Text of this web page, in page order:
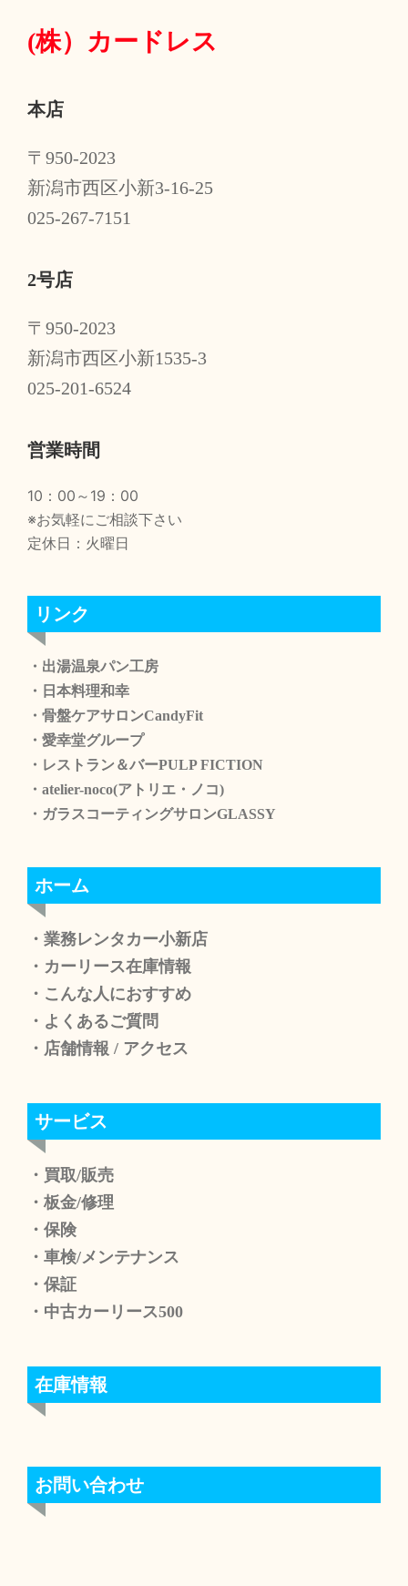
(株） カードレス
本店
〒950-2023
新潟市西区小新3-16-25
025-267-7151
2号店
〒950-2023
新潟市西区小新1535-3
025-201-6524
営業時間
10：00～19：00
※お気軽にご相談下さい
定休日：火曜日
リンク
・出湯温泉パン工房
・日本料理和幸
・骨盤ケアサロンCandyFit
・愛幸堂グループ
・レストラン＆バーPULP FICTION
・atelier-noco(アトリエ・ノコ)
・ガラスコーティングサロンGLASSY
ホーム
・業務レンタカー小新店
・カーリース在庫情報
・こんな人におすすめ
・よくあるご質問
・店舗情報 / アクセス
サービス
・買取/販売
・板金/修理
・保険
・車検/メンテナンス
・保証
・中古カーリース500
在庫情報
お問い合わせ